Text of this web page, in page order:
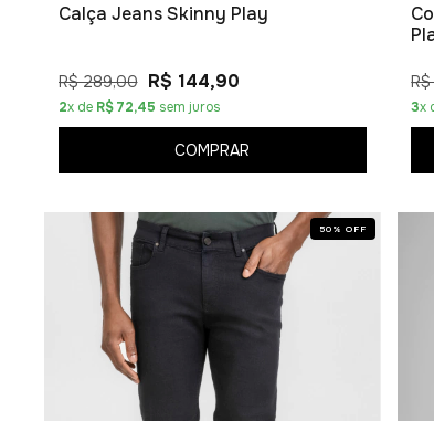
Calça Jeans Skinny Play
R$ 289,00 R$ 144,90
2x de R$ 72,45 sem juros
COMPRAR
3x
50 % OFF